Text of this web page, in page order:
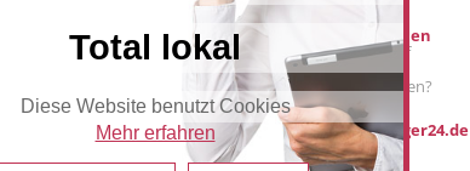
Werbung buchen
Sie möchten auf
anzeiger24.de
Werbung schalten?
hilden@anzeiger24.de
Total lokal
Diese Website benutzt Cookies
Mehr erfahren